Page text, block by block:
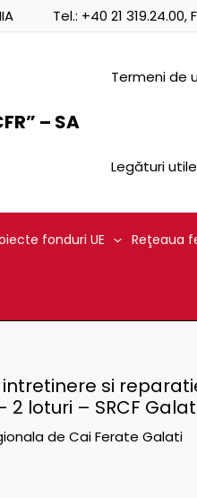
Tel.: +40 21 319.24.00,
– SA
Termeni de
Legături utile
fonduri UE Reţeaua
intretinere si
2 loturi – SRCF
de Cai Ferate Galati